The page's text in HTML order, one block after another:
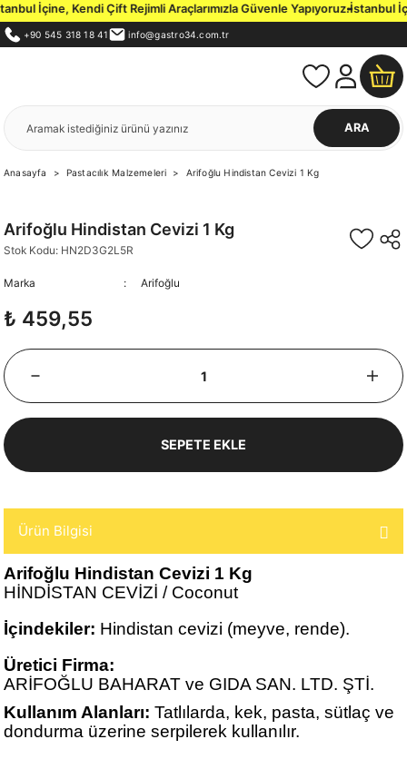
İçine, Kendi Çift Rejimli Araçlarımızla Güvenle Yapıyoruz.İstanbul İçi
+90 545 318 18 41 info@gastro34.com.tr
ARA
Anasayfa Pastacılık Malzemeleri Arifoğlu Hindistan Cevizi 1 Kg
Arifoğlu Hindistan Cevizi 1 Kg
Stok Kodu: HN2D3G2L5R
Marka Arifoğlu
₺ 459,55
SEPETE EKLE
Ürün Bilgisi
Arifoğlu Hindistan Cevizi 1 Kg
HİNDİSTAN CEVİZİ / Coconut
İçindekiler: Hindistan cevizi (meyve, rende).
Üretici Firma:
ARİFOĞLU BAHARAT ve GIDA SAN. LTD. ŞTİ.
Kullanım Alanları: Tatlılarda, kek, pasta, sütlaç ve
dondurma üzerine serpilerek kullanılır.